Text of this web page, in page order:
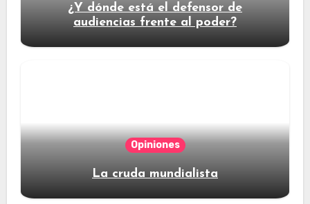
¿Y dónde está el defensor de
audiencias frente al poder?
Opiniones
La cruda mundialista